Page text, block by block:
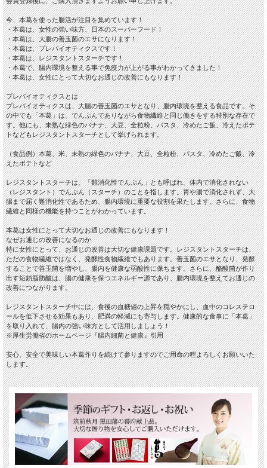
今、本葛を使った腸活が注目を集めています！
・本葛は、女性の強い味方、日本のスーパーフード！
・本葛は、大腸の善玉菌のエサになります！
・本葛は、プレバイオティクスです！
・本葛は、レジスタントスターチです！
・本葛で、腸内環境を整える事で免疫力が上がる事がわかってきました！
・本葛は、女性にとって大切なお通じの改善にもなります！
プレバイオティクスとは
プレバイオティクスは、大腸の善玉菌のエサとなり、腸内環境を整える食品です。そ
の中でも「本葛」は、でんぷんでありながら食物繊維と同じ働きをする特別な存在で
す。他にも、未熟な緑色のバナナ、大豆、全粒粉、パスタ、冷めたご飯、冷えたポテ
トなどもレジスタントスターチとして挙げられます。
（食品例）本葛、米、未熟の緑色のバナナ、大豆、全粒粉、パスタ、冷めたご飯、冷
えたポテトなど
レジスタントスターチは、「難消化性でんぷん」とも呼ばれ、体内で消化されない
（レジスタント）でんぷん（スターチ）のことを指します。胃や腸で消化されず、大
腸まで届く難消化性であるため、腸内環境に重要な役割を果たします。さらに、食物
繊維と同様の機能を持つことがわかっています。
本葛は女性にとって大切なお通じの改善にもなります！
なぜお通じの改善になるのか
特に女性にとって、お通じの改善は大切な健康課題です。レジスタントスターチは、
ただの食物繊維ではなく、発酵性食物繊維でもあります。善玉菌のエサとなり、発酵
することで善玉菌を増やし、腸内を健康な弱酸性に保ちます。さらに、酪酸菌が作り
出す短鎖脂肪酸は、腸の健康を保つエネルギー源であり、腸内環境を整えてお通じの
改善につながります。
レジスタントスターチ中には、食後の血糖値の上昇を穏やかにし、血中のコレステロ
ールを低下させる効果もあり、肥満の軽減にも寄与します。健康的な食事に「本葛」
を取り入れて、腸内の強い味方として活用しましょう！
※厚生労働省のホームページ『腸内細菌と健康』引用
安心、安全で美味しい本葛作りを続けて参りますのでご用命の程よろしくお願いいた
します。